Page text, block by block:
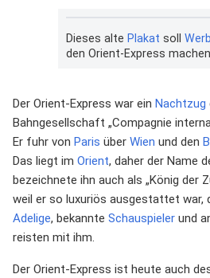
Dieses alte Plakat soll
den Orient-Express machen.
Der Orient-Express war ein Nachtzug
Bahngesellschaft „Compagnie
Er fuhr von Paris über Wien und den
Das liegt im Orient, daher der Name
bezeichnete ihn auch als „König der
weil er so luxuriös ausgestattet war,
Adelige, bekannte Schauspieler und
reisten mit ihm.
Der Orient-Express ist heute auch